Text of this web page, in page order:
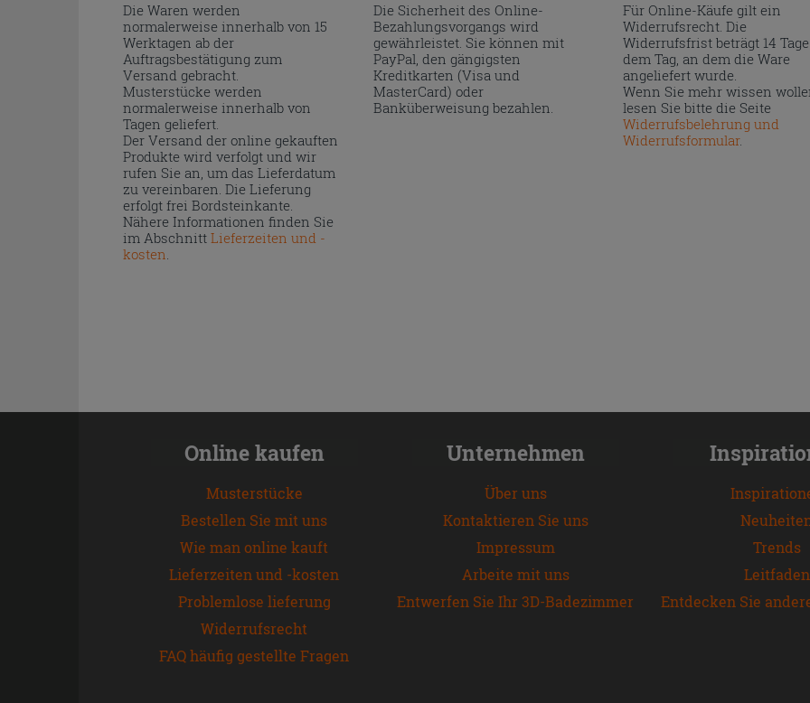
Die Waren werden
normalerweise innerhalb von 15
Werktagen ab der
Auftragsbestätigung zum
Versand gebracht.
Musterstücke werden
normalerweise innerhalb von
Tagen geliefert.
Der Versand der online gekauften
Produkte wird verfolgt und wir
rufen Sie an, um das Lieferdatum
zu vereinbaren. Die Lieferung
erfolgt frei Bordsteinkante.
Nähere Informationen finden Sie
im Abschnitt Lieferzeiten und -
kosten.
Die Sicherheit des Online-
Bezahlungsvorgangs wird
gewährleistet. Sie können mit
PayPal, den gängigsten
Kreditkarten (Visa und
MasterCard) oder
Banküberweisung bezahlen.
Für Online-Käufe gilt ein
Widerrufsrecht. Die
Widerrufsfrist beträgt 14
dem Tag, an dem die Ware
angeliefert wurde.
Wenn Sie mehr wissen
lesen Sie bitte die Seite
Widerrufsbelehrung und
Widerrufsformular.
Online kaufen
Musterstücke
Bestellen Sie mit uns
Wie man online kauft
Lieferzeiten und -kosten
Problemlose lieferung
Widerrufsrecht
FAQ häufig gestellte Fragen
Unternehmen
Über uns
Kontaktieren Sie uns
Impressum
Arbeite mit uns
Entwerfen Sie Ihr 3D-Badezimmer
Trends
Leitfaden
Entdecken Sie